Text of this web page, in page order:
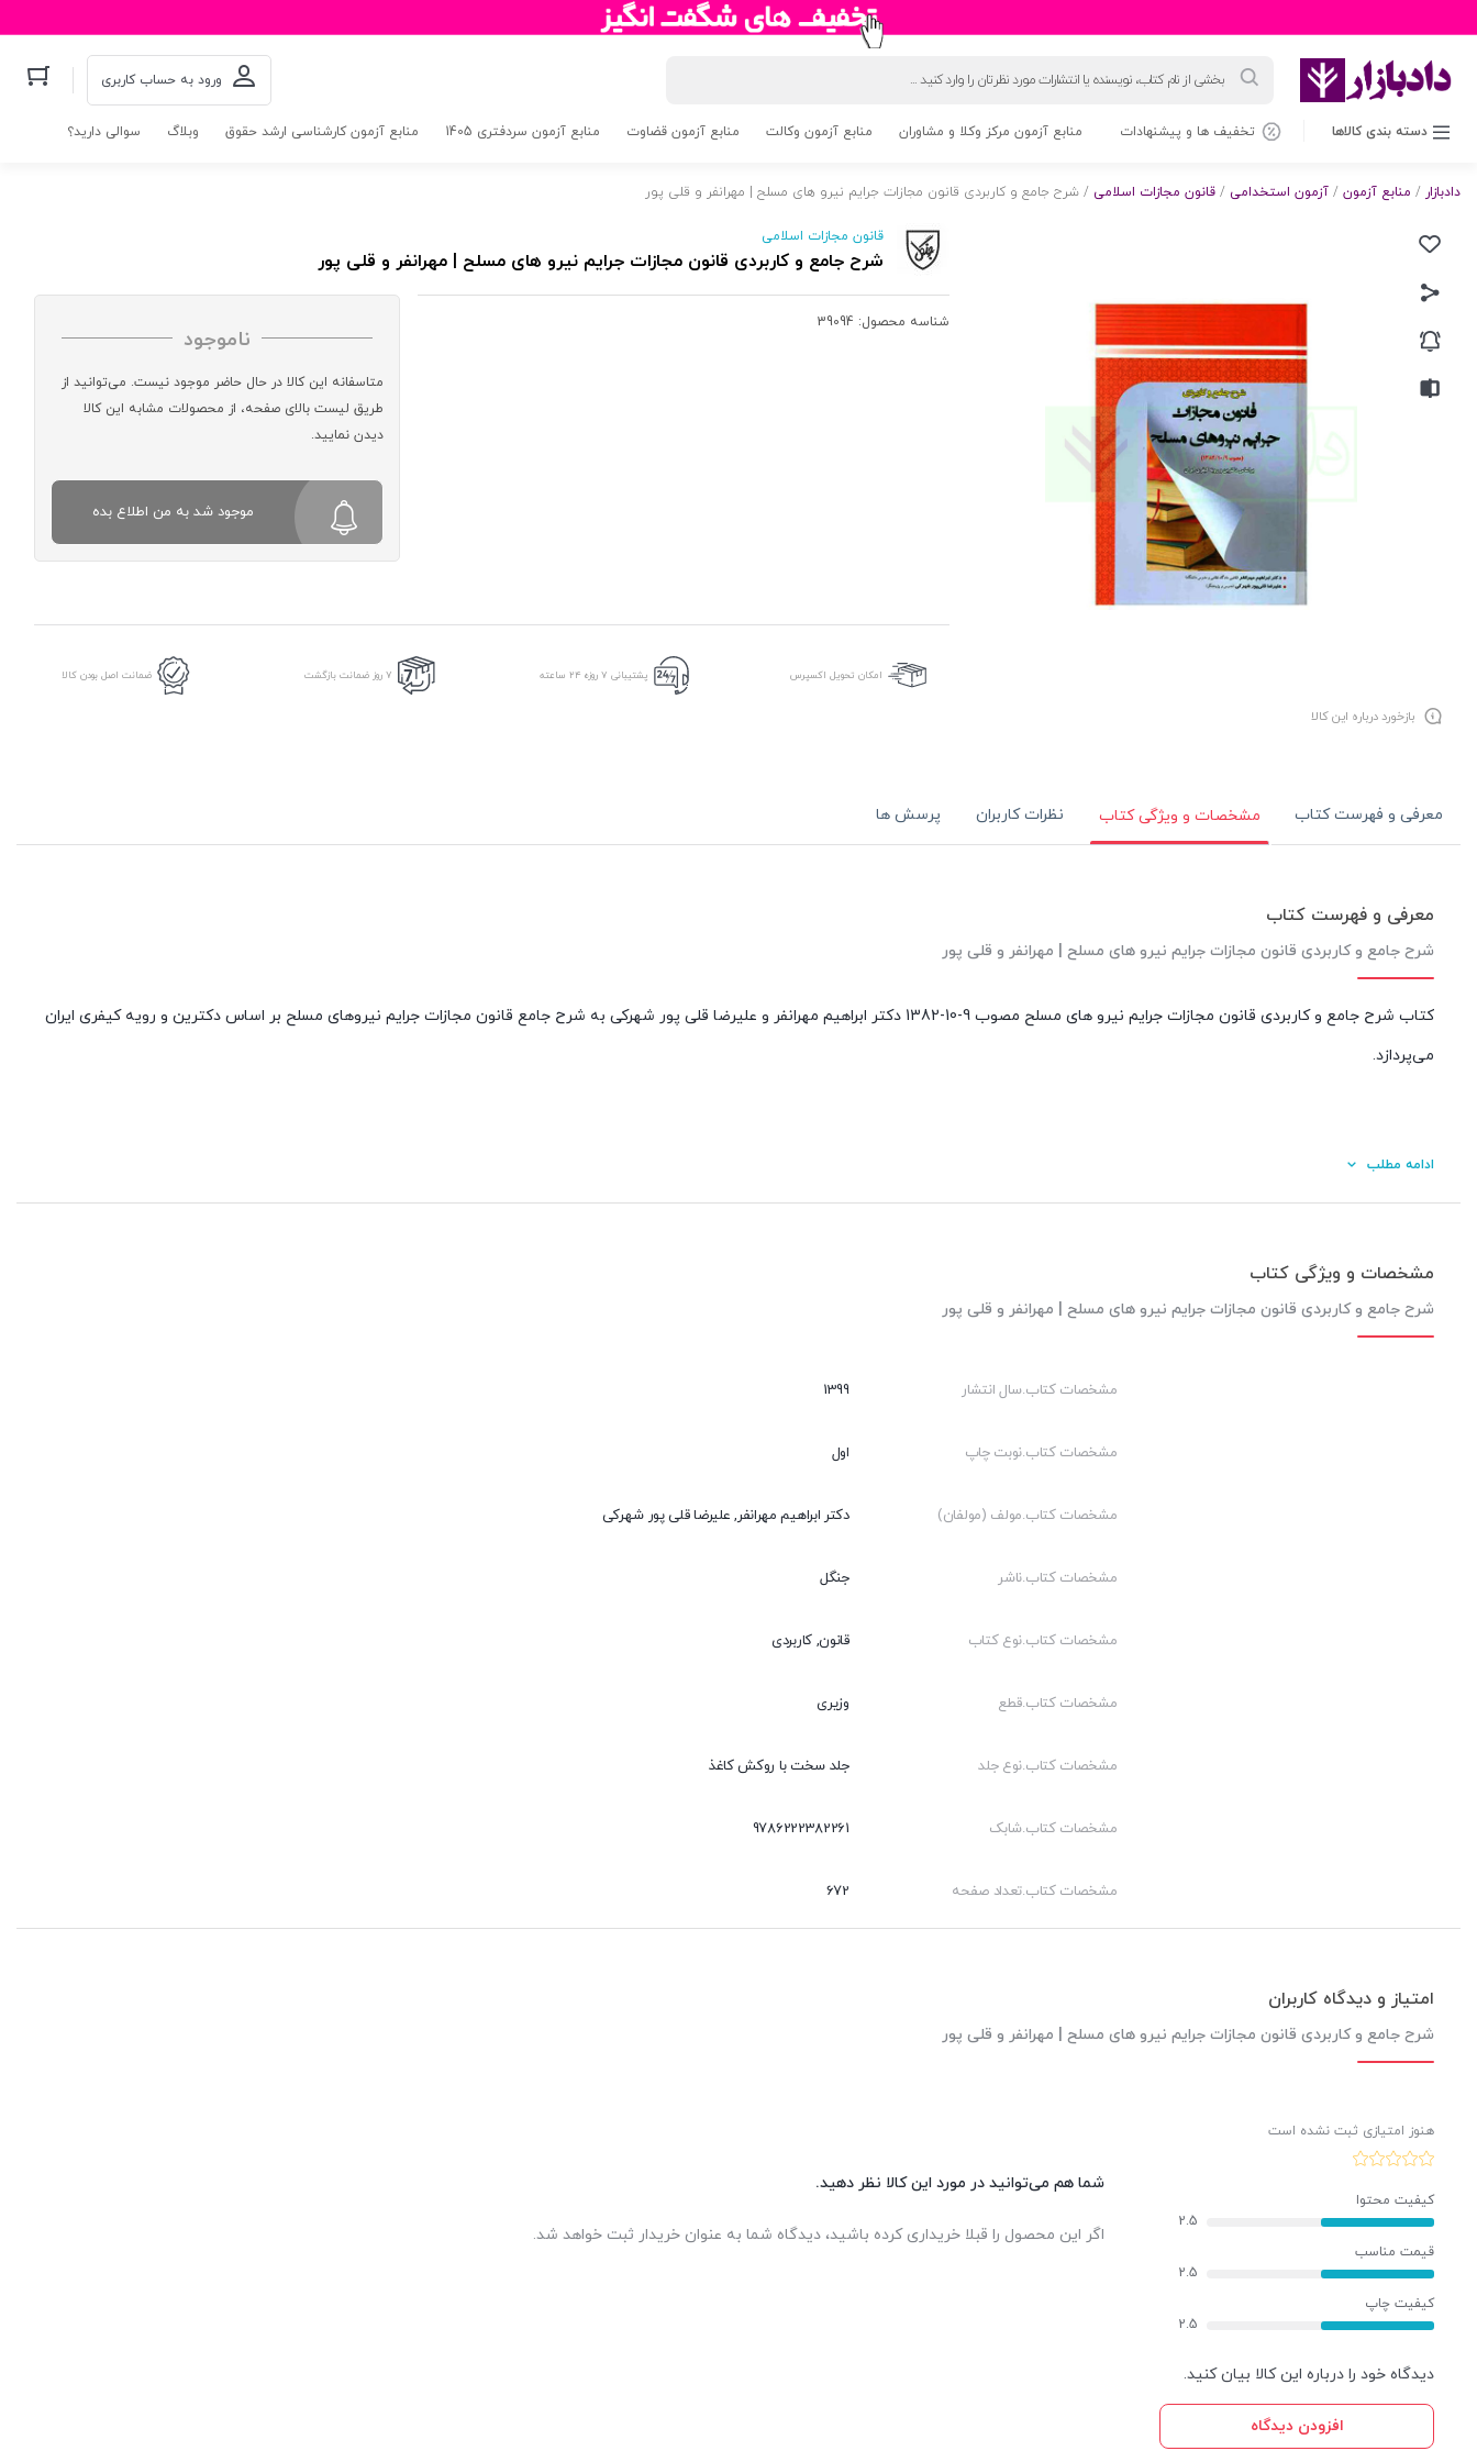
محصولات ورود به حساب کاربری
دسته بندی کالاها تخفیف ها و پیشنهادات منابع آزمون مرکز وکلا و مشاوران منابع آزمون وکالت منابع آزمون قضاوت منابع آزمون سردفتری 1405 منابع آزمون کارشناسی ارشد حقوق وبلاگ سوالی دارید؟
دادبازار / منابع آزمون / آزمون استخدامی / قانون مجازات اسلامی / شرح جامع و کاربردی قانون مجازات جرایم نیرو های مسلح | مهرانفر و قلی پور
قانون مجازات اسلامی
شرح جامع و کاربردی قانون مجازات جرایم نیرو های مسلح | مهرانفر و قلی پور
شناسه محصول: 39094
ناموجود
متاسفانه این کالا در حال حاضر موجود نیست. می‌توانید از
طریق لیست بالای صفحه، از محصولات مشابه این کالا
دیدن نمایید.
موجود شد به من اطلاع بده
امکان تحویل اکسپرس پشتیبانی ۷ روزه ۲۴ ساعته 7 روز ضمانت بازگشت ضمانت اصل بودن کالا
بازخورد درباره این کالا
معرفی و فهرست کتاب مشخصات و ویژگی کتاب نظرات کاربران پرسش ها
معرفی و فهرست کتاب
شرح جامع و کاربردی قانون مجازات جرایم نیرو های مسلح | مهرانفر و قلی پور
کتاب شرح جامع و کاربردی قانون مجازات جرایم نیرو های مسلح مصوب 9-10-1382 دکتر ابراهیم مهرانفر و علیرضا قلی پور شهرکی به شرح جامع قانون مجازات جرایم نیروهای مسلح بر اساس دکترین و رویه کیفری ایران
می‌پردازد.
ادامه مطلب
مشخصات و ویژگی کتاب
شرح جامع و کاربردی قانون مجازات جرایم نیرو های مسلح | مهرانفر و قلی پور
مشخصات کتاب.سال انتشار 1399
مشخصات کتاب.نوبت چاپ اول
مشخصات کتاب.مولف (مولفان) دکتر ابراهیم مهرانفر, علیرضا قلی پور شهرکی
مشخصات کتاب.ناشر جنگل
مشخصات کتاب.نوع کتاب قانون, کاربردی
مشخصات کتاب.قطع وزیری
مشخصات کتاب.نوع جلد جلد سخت با روکش کاغذ
مشخصات کتاب.شابک 9786222382261
مشخصات کتاب.تعداد صفحه 672
امتیاز و دیدگاه کاربران
شرح جامع و کاربردی قانون مجازات جرایم نیرو های مسلح | مهرانفر و قلی پور
هنوز امتیازی ثبت نشده است
کیفیت محتوا
2.5
قیمت مناسب
2.5
کیفیت چاپ
2.5
دیدگاه خود را درباره این کالا بیان کنید.
افزودن دیدگاه
شما هم می‌توانید در مورد این کالا نظر دهید.
اگر این محصول را قبلا خریداری کرده باشید، دیدگاه شما به عنوان خریدار ثبت خواهد شد.